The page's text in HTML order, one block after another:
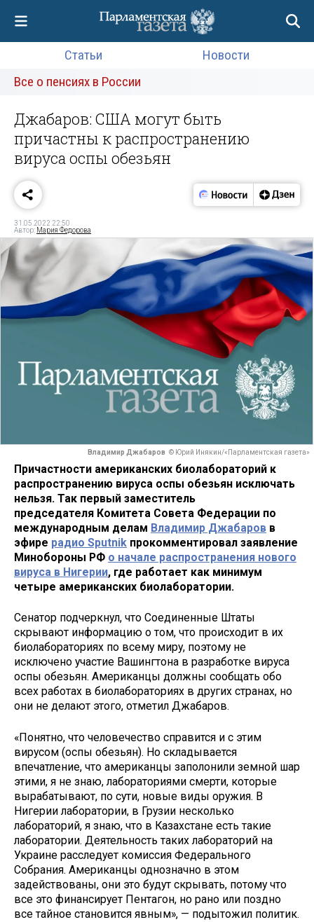
Статьи
Новости
Все о пенсиях в России
Джабаров: США могут быть
причастны к распространению
вируса оспы обезьян
31.05.2022 22:50
Автор: Мария Федорова
Владимир Джабаров © Юрий Инякин/«Парламентская газета»
Причастности американских биолабораторий к
распространению вируса оспы обезьян исключать
нельзя. Так первый заместитель
председателя Комитета Совета Федерации по
международным делам Владимир Джабаров в
эфире радио Sputnik прокомментировал заявление
Минобороны РФ о начале распространения нового
вируса в Нигерии, где работает как минимум
четыре американских биолаборатории.
Сенатор подчеркнул, что Соединенные Штаты
скрывают информацию о том, что происходит в их
биолабораториях по всему миру, поэтому не
исключено участие Вашингтона в разработке вируса
оспы обезьян. Американцы должны сообщать обо
всех работах в биолабораториях в других странах, но
они не делают этого, отметил Джабаров.
«Понятно, что человечество справится и с этим
вирусом (оспы обезьян). Но складывается
впечатление, что американцы заполонили земной шар
этими, я не знаю, лабораториями смерти, которые
вырабатывают, по сути, новые виды оружия. В
Нигерии лаборатории, в Грузии несколько
лабораторий, я знаю, что в Казахстане есть такие
лаборатории. Деятельность таких лабораторий на
Украине расследует комиссия Федерального
Собрания. Американцы однозначно в этом
задействованы, они это будут скрывать, потому что
все это финансирует Пентагон, но рано или поздно
все тайное становится явным», — подытожил политик.